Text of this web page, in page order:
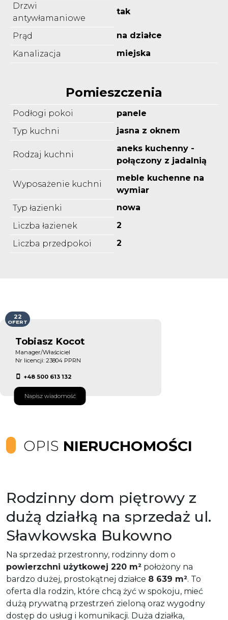
Drzwi
antywłamaniowe
tak
Prąd
na działce
Kanalizacja
miejska
Pomieszczenia
Podłogi pokoi
panele
Typ kuchni
jasna z oknem
Rodzaj kuchni
aneks kuchenny -
połączony z jadalnią
Wyposażenie kuchni
meble kuchenne na
wymiar
Typ łazienki
nowa
Liczba łazienek
2
Liczba przedpokoi
2
Tobiasz Kocot
Manager/Właściciel
Nr licencji: 23804 PPRN
+48 500 613 132
Napisz wiadomość
22
OFERT
OPIS NIERUCHOMOŚCI
Rodzinny dom piętrowy z
dużą działką na sprzedaż ul.
Sławkowska Bukowno
Na sprzedaż przestronny, rodzinny dom o
powierzchni użytkowej 220 m² położony na
bardzo dużej, prostokątnej działce 8 639 m². To
oferta dla rodzin, które chcą żyć w spokoju, mieć
dużą prywatną przestrzeń zieloną oraz wygodny
dostęp do usług i komunikacji. Duża działka,